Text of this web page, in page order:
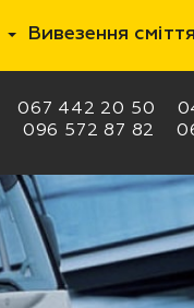
Вивезення сміття
067 442 20 50
096 572 87 82